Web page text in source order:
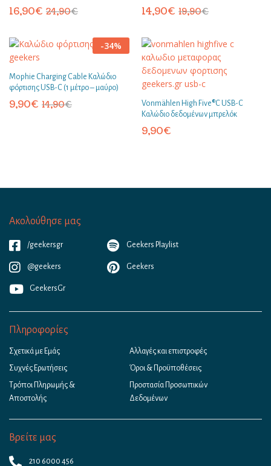
16,90€ 24,90€ 14,90€ 19,90€
-34%
Mophie Charging Cable Καλώδιο
φόρτισης USB-C (1 μέτρο – μαύρο)
9,90€ 14,90€
Vonmählen High Five®C USB-C
Καλώδιο δεδομένων μπρελόκ
9,90€
Ακολούθησε μας
/geekersgr
@geekers
GeekersGr
Geekers Playlist
Geekers
Πληροφορίες
Σχετικά με Εμάς
Συχνές Ερωτήσεις
Τρόποι Πληρωμής &
Αποστολής
Αλλαγές και επιστροφές
Όροι & Προϋποθέσεις
Προστασία Προσωπικών
Δεδομένων
Βρείτε μας
210 6000 456